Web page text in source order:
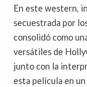
En este western,
secuestrada por
consolidó como
versátiles de
junto con la
esta película en